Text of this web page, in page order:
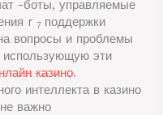
-боты, управляемые
r7 поддержки
вопросы и проблемы
использующую эти
казино.
интеллекта в казино
важно